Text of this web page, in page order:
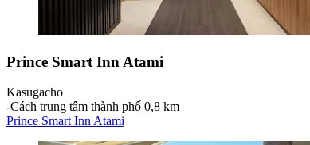
Prince Smart Inn Atami
Kasugacho
‐Cách trung tâm thành phố 0,8 km
Prince Smart Inn Atami